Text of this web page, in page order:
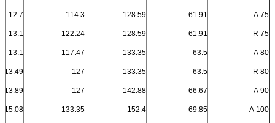
75 A
61.91
128.59
114.3
12.7
75 R
61.91
128.59
122.24
13.1
80 A
63.5
133.35
117.47
13.1
80 R
63.5
133.35
127
13.49
90 A
66.67
142.88
127
13.89
100 A
69.85
152.4
133.35
15.08